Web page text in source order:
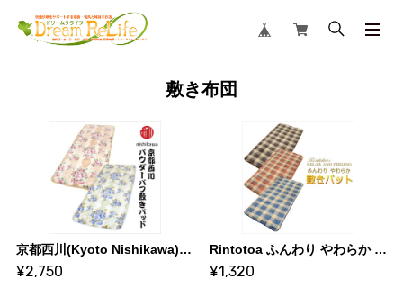
敷き布団
京都西川(Kyoto Nishikawa) パウダーパフ 敷きパッド シングル／100×205cm 家庭洗濯ＯＫ
¥2,750
Rintotoa ふんわり やわらか 敷きパット サイズ／(約)100×200cm 冬用 洗濯OK
¥1,320